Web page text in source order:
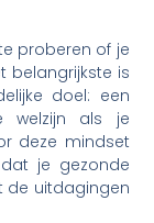
proberen of je
belangrijkste is
doel: een
welzijn als je
deze mindset
je gezonde
de uitdagingen